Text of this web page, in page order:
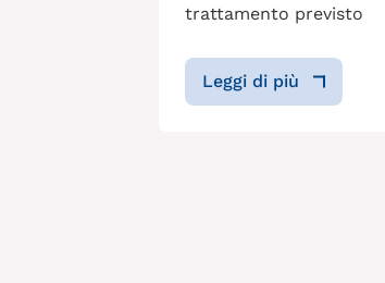
trattamento previsto
Leggi di più